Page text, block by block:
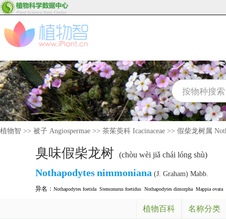
植物智 >> 被子 Angiospermae >> 茶茱萸科 Icacinaceae >> 假柴龙树属
臭味假柴龙树 (chòu wèi jiǎ chái lóng shù)
Nothapodytesnimmoniana (J. Graham) Mabb.
异名： Nothapodytes foetida Stemonurus foetidus Nothapodytes dimorpha Mappia ovata
植物百科 名称分类